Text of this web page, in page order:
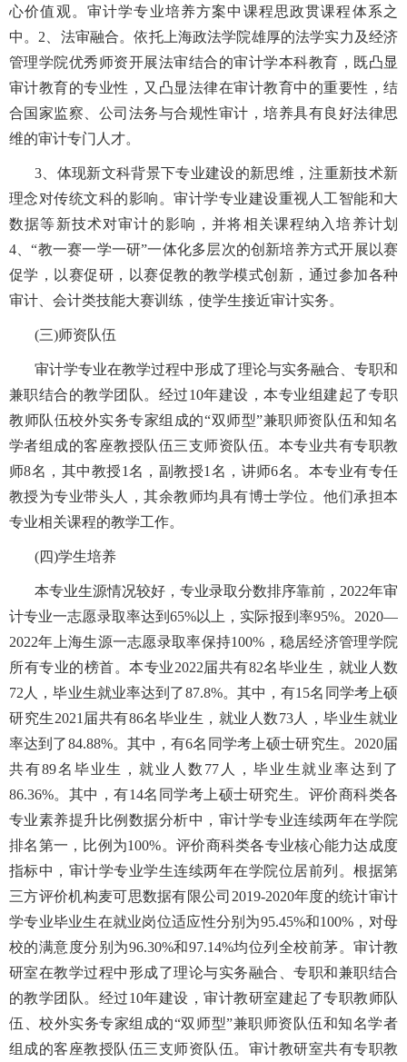
心价值观。审计学专业培养方案中课程思政贯课程体系之
中。 2 、法审融合。依托上海政法学院雄厚的法学实力及经济
管理学院优秀师资开展法审结合的审计学本科教育，既凸显
审计教育的专业性，又凸显法律在审计教育中的重要性，结
合国家监察、公司法务与合规性审计，培养具有良好法律思
维的审计专门人才。
3 、体现新文科背景下专业建设的新思维，注重新技术新
理念对传统文科的影响。审计学专业建设重视人工智能和大
数据等新技术对审计的影响，并将相关课程纳入培养计划
4 、“教一赛一学一研”一体化多层次的创新培养方式开展以赛
促学，以赛促研，以赛促教的教学模式创新，通过参加各种
审计、会计类技能大赛训练，使学生接近审计实务。
(三)师资队伍
审计学专业在教学过程中形成了理论与实务融合、专职和
兼职结合的教学团队。经过10年建设，本专业组建起了专职
教师队伍校外实务专家组成的“双师型”兼职师资队伍和知名
学者组成的客座教授队伍三支师资队伍。本专业共有专职教
师8名，其中教授1名，副教授1 名，讲师6名。本专业有专任
教授为专业带头人，其余教师均具有博士学位。他们承担本
专业相关课程的教学工作。
(四)学生培养
本专业生源情况较好，专业录取分数排序靠前， 2022年审
计专业一志愿录取率达到 65%以上，实际报到率95%。 2020—
2022年上海生源一志愿录取率保持100% ，稳居经济管理学院
所有专业的榜首。本专业2022届共有82名毕业生，就业人数
72 人，毕业生就业率达到了87.8%。其中，有15名同学考上硕
研究生2021 届共有86名毕业生，就业人数73人，毕业生就业
率达到了84.88%。其中，有6名同学考上硕士研究生。 2020届
共有89名毕业生，就业人数 77人，毕业生就业率达到了
86.36%。其中，有14名同学考上硕士研究生。评价商科类各
专业素养提升比例数据分析中，审计学专业连续两年在学院
排名第一，比例为100%。评价商科类各专业核心能力达成度
指标中，审计学专业学生连续两年在学院位居前列。根据第
三方评价机构麦可思数据有限公司 2019-2020年度的统计审计
学专业毕业生在就业岗位适应性分别为95.45%和100% ，对母
校的满意度分别为96.30%和97.14%均位列全校前茅。审计教
研室在教学过程中形成了理论与实务融合、专职和兼职结合
的教学团队。经过10年建设，审计教研室建起了专职教师队
伍、校外实务专家组成的“双师型”兼职师资队伍和知名学者
组成的客座教授队伍三支师资队伍。审计教研室共有专职教